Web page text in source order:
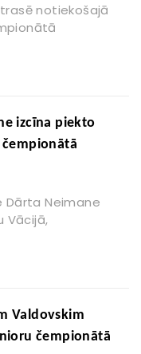
notiekošajā
izcīna piekto
Dārta Neimane
Vācijā,
Valdovskim
čempionātā